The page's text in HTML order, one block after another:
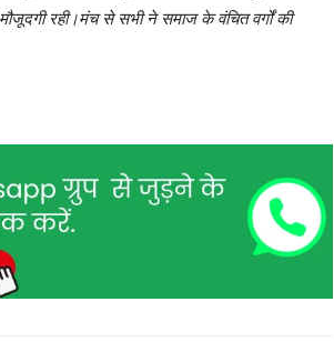
रही।मंच से सभी ने समाज के वंचित वर्गों की